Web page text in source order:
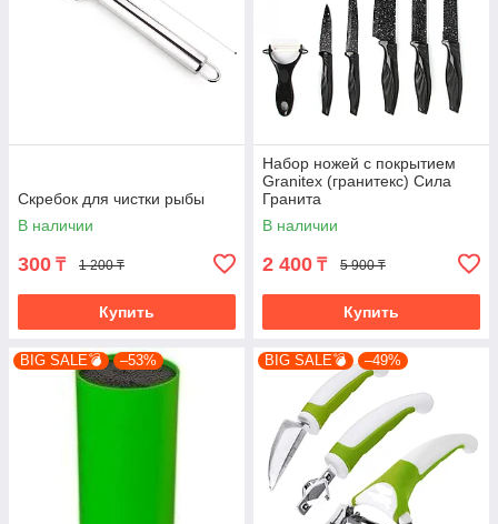
Скребок для чистки рыбы
В наличии
300 ₸ 1 200 ₸
Купить
Набор ножей с покрытием
Granitex (гранитекс) Сила
Гранита
В наличии
2 400 ₸ 5 900 ₸
Купить
BIG SALE💣 –53% BIG SALE💣 –49%